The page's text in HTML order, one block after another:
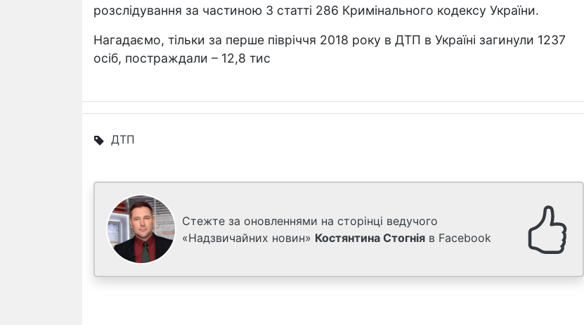
розслідування за частиною 3 статті 286 Кримінального кодексу України.
Нагадаємо, тільки за перше півріччя 2018 року в ДТП в Україні загинули 1237
осіб, постраждали – 12,8 тис
ДТП
Стежте за оновленнями на сторінці ведучого
«Надзвичайних новин» Костянтина Стогнія в Facebook